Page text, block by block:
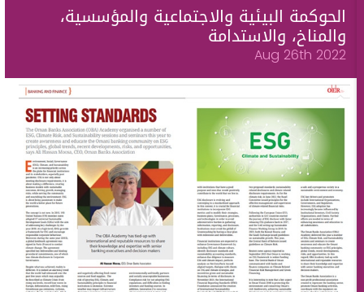
الحوكمة البيئية والاجتماعية والمؤسسية،
والمناخ، والاستدامة
Aug 26th 2022